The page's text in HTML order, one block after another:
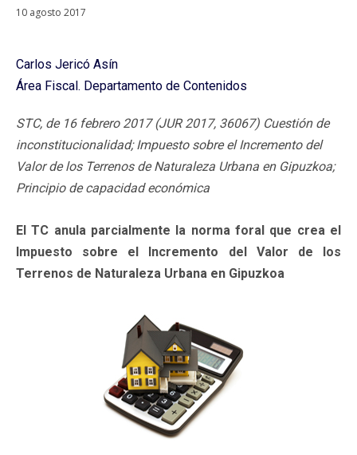
10 agosto 2017
Carlos Jericó Asín
Área Fiscal. Departamento de Contenidos
STC, de 16 febrero 2017 (JUR 2017, 36067) Cuestión de
inconstitucionalidad; Impuesto sobre el Incremento del
Valor de los Terrenos de Naturaleza Urbana en Gipuzkoa;
Principio de capacidad económica
El TC anula parcialmente la norma foral que crea el
Impuesto sobre el Incremento del Valor de los
Terrenos de Naturaleza Urbana en Gipuzkoa